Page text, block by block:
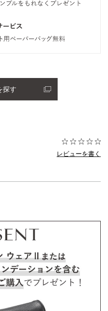
探す
レビューを書く